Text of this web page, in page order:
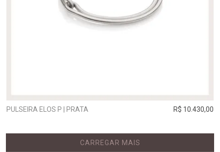
PULSEIRA ELOS P | PRATA R$ 10.430,00
CARREGAR MAIS